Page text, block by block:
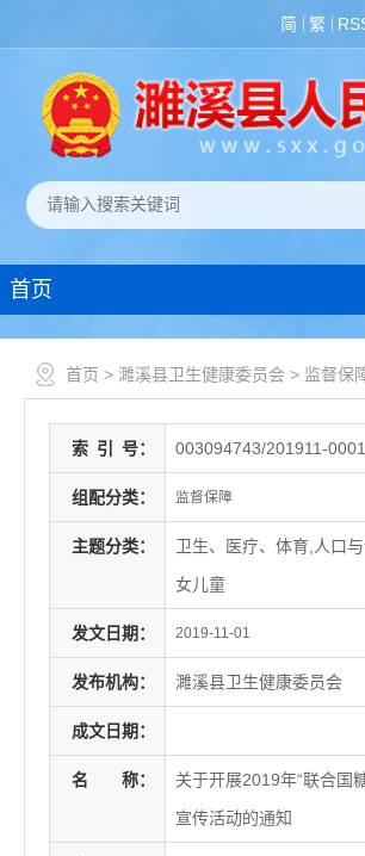
简 繁
首页
首页 > 濉溪县卫生健康委员会 > 监督保
索 引 号： 003094743/201911-
组配分类： 监督保障
主题分类：
卫生、医疗、体育,人口
女儿童
发文日期： 2019-11-01
发布机构： 濉溪县卫生健康委员会
成文日期：
名 称：
关于开展2019年“联合国
宣传活动的通知